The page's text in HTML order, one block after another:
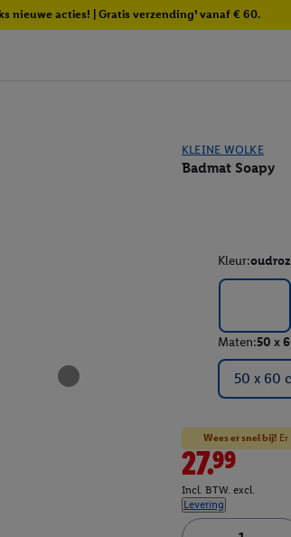
nieuwe acties! | Gratis verzending¹ vanaf € 60.
KLEINE WOLKE
Badmat Soapy
Kleur:
Maten:50 x
50 x 60
Wees er snel bij!Er
27.99
Incl. BTW. excl.
Levering